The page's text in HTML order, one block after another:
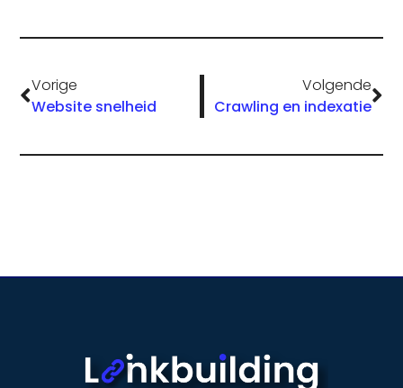
Vorige
Website snelheid
Volgende
Crawling en indexatie